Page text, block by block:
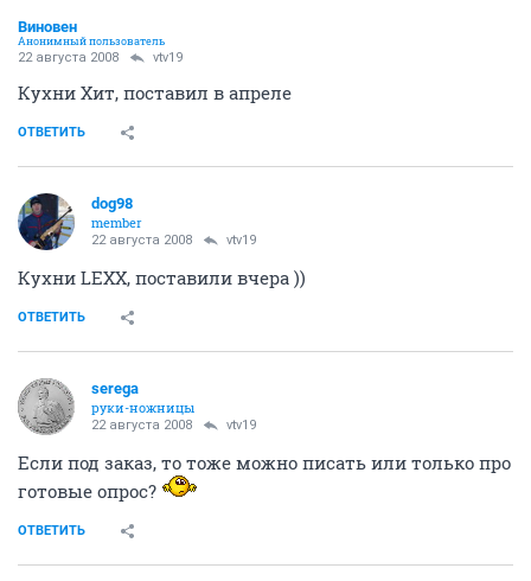
Виновен
Анонимный пользователь
22 августа 2008 vtv19
Кухни Хит, поставил в апреле
ОТВЕТИТЬ
dog98
member
22 августа 2008 vtv19
Кухни LEXX, поставили вчера ))
ОТВЕТИТЬ
serega
руки-ножницы
22 августа 2008 vtv19
Если под заказ, то тоже можно писать или только про
готовые опрос?
ОТВЕТИТЬ